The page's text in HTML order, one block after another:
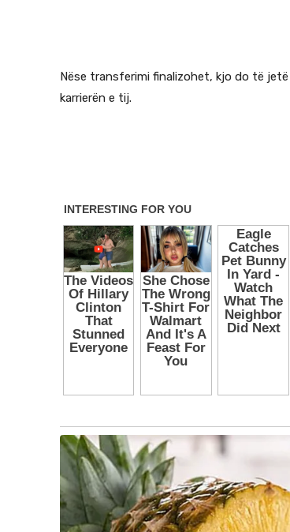
Nëse transferimi finalizohet, kjo do të
karrierën e tij.